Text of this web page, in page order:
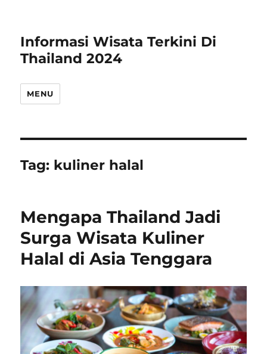
Informasi Wisata Terkini Di
Thailand 2024
MENU
Tag: kuliner halal
Mengapa Thailand Jadi
Surga Wisata Kuliner
Halal di Asia Tenggara